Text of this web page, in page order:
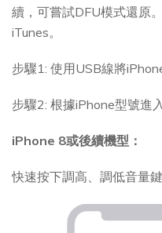
續，可嘗試DFU模式還原
iTunes。
步驟1: 使用USB線將
步驟2: 根據iPhone型號進
iPhone 8或後續機型：
快速按下調高、調低音量